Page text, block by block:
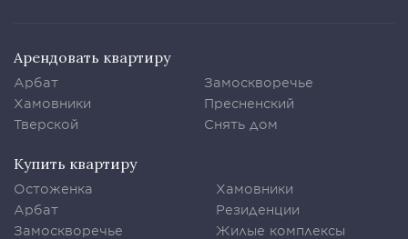
Арендовать квартиру
Арбат
Хамовники
Тверской
Замоскворечье
Пресненский
Снять дом
Купить квартиру
Остоженка
Арбат
Замоскворечье
Хамовники
Резиденции
Жилые комплексы